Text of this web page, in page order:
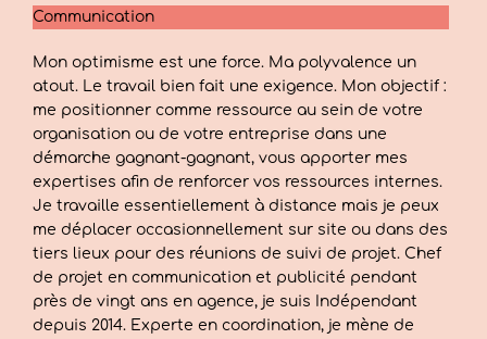
Communication
Mon optimisme est une force. Ma polyvalence un
atout. Le travail bien fait une exigence. Mon objectif :
me positionner comme ressource au sein de votre
organisation ou de votre entreprise dans une
démarche gagnant-gagnant, vous apporter mes
expertises afin de renforcer vos ressources internes.
Je travaille essentiellement à distance mais je peux
me déplacer occasionnellement sur site ou dans des
tiers lieux pour des réunions de suivi de projet. Chef
de projet en communication et publicité pendant
près de vingt ans en agence, je suis Indépendant
depuis 2014. Experte en coordination, je mène de